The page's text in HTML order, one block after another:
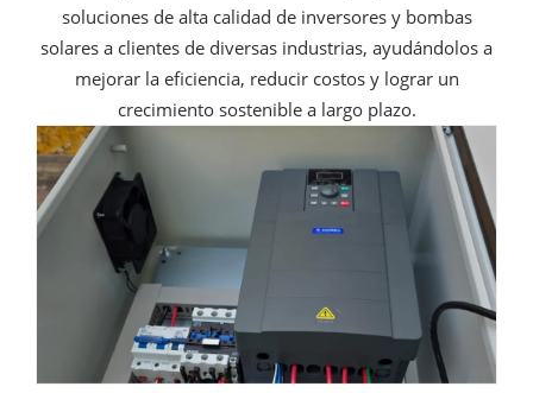
soluciones de alta calidad de inversores y bombas
solares a clientes de diversas industrias, ayudándolos a
mejorar la eficiencia, reducir costos y lograr un
crecimiento sostenible a largo plazo.